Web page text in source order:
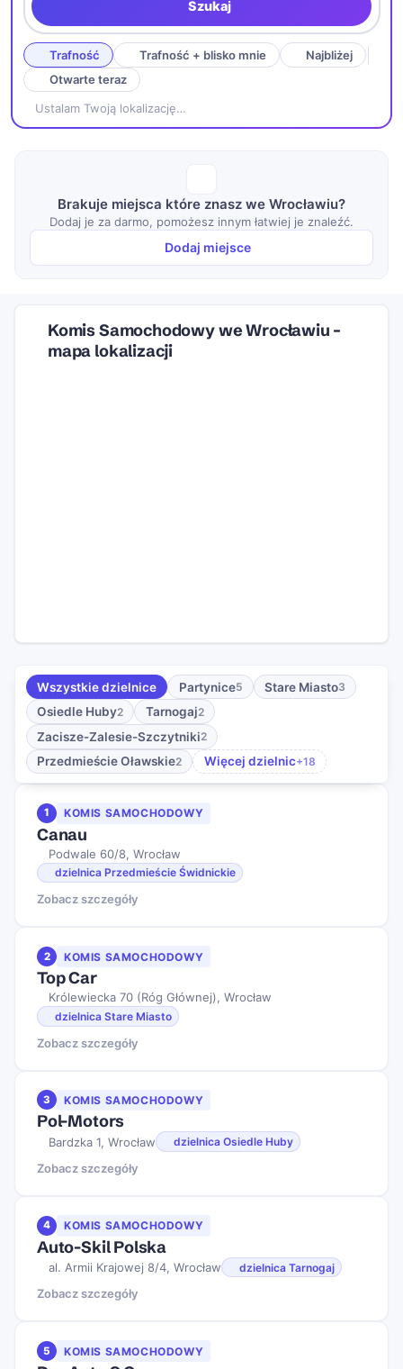
Szukaj
Trafność Trafność + blisko mnie
Najbliżej
Otwarte teraz
Ustalam Twoją lokalizację…
Brakuje miejsca które znasz we Wrocławiu?
Dodaj je za darmo, pomożesz innym łatwiej je znaleźć.
Dodaj miejsce
Wszystkie dzielnice Partynice5 Stare Miasto3
Osiedle Huby2 Tarnogaj2
Zacisze-Zalesie-Szczytniki2
Przedmieście Oławskie2 Więcej dzielnic+18
1 KOMIS SAMOCHODOWY
Canau
Podwale 60/8, Wrocław
dzielnica Przedmieście Świdnickie
Zobacz szczegóły
2 KOMIS SAMOCHODOWY
Top Car
Królewiecka 70 (Róg Głównej), Wrocław
dzielnica Stare Miasto
Zobacz szczegóły
3 KOMIS SAMOCHODOWY
Pol-Motors
Bardzka 1, Wrocław dzielnica Osiedle Huby
Zobacz szczegóły
4 KOMIS SAMOCHODOWY
Auto-Skil Polska
al. Armii Krajowej 8/4, Wrocław dzielnica Tarnogaj
Zobacz szczegóły
5 KOMIS SAMOCHODOWY
Komis Samochodowy we Wrocławiu –
mapa lokalizacji